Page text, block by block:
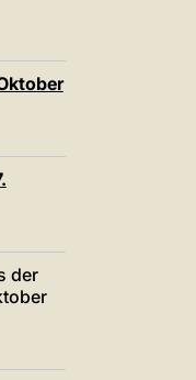
der